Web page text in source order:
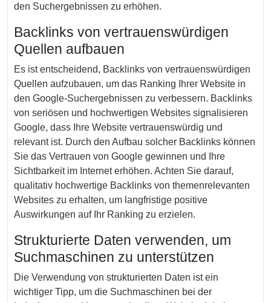
den Suchergebnissen zu erhöhen.
Backlinks von vertrauenswürdigen
Quellen aufbauen
Es ist entscheidend, Backlinks von vertrauenswürdigen
Quellen aufzubauen, um das Ranking Ihrer Website in
den Google-Suchergebnissen zu verbessern. Backlinks
von seriösen und hochwertigen Websites signalisieren
Google, dass Ihre Website vertrauenswürdig und
relevant ist. Durch den Aufbau solcher Backlinks können
Sie das Vertrauen von Google gewinnen und Ihre
Sichtbarkeit im Internet erhöhen. Achten Sie darauf,
qualitativ hochwertige Backlinks von themenrelevanten
Websites zu erhalten, um langfristige positive
Auswirkungen auf Ihr Ranking zu erzielen.
Strukturierte Daten verwenden, um
Suchmaschinen zu unterstützen
Die Verwendung von strukturierten Daten ist ein
wichtiger Tipp, um die Suchmaschinen bei der